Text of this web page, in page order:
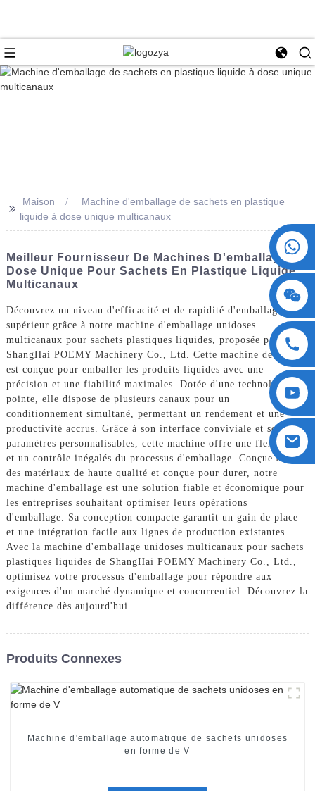
>>
Maison
Machine d'emballage de sachets en plastique
liquide à dose unique multicanaux
Meilleur Fournisseur De Machines D'emballage À
Dose Unique Pour Sachets En Plastique Liquide
Multicanaux
Découvrez un niveau d'efficacité et de rapidité d'emballage
supérieur grâce à notre machine d'emballage unidoses
multicanaux pour sachets plastiques liquides, proposée par
ShangHai POEMY Machinery Co., Ltd. Cette machine de pointe
est conçue pour emballer les produits liquides avec une
précision et une fiabilité maximales. Dotée d'une technologie de
pointe, elle dispose de plusieurs canaux pour un
conditionnement simultané, permettant un rendement et une
productivité accrus. Grâce à son interface conviviale et ses
paramètres personnalisables, cette machine offre une flexibilité
et un contrôle inégalés du processus d'emballage. Conçue avec
des matériaux de haute qualité et conçue pour durer, notre
machine d'emballage est une solution fiable et économique pour
les entreprises souhaitant optimiser leurs opérations
d'emballage. Sa conception compacte garantit un gain de place
et une intégration facile aux lignes de production existantes.
Avec la machine d'emballage unidoses multicanaux pour sachets
plastiques liquides de ShangHai POEMY Machinery Co., Ltd.,
optimisez votre processus d'emballage pour répondre aux
exigences d'un marché dynamique et concurrentiel. Découvrez la
différence dès aujourd'hui.
Produits Connexes
Machine d'emballage automatique de sachets unidoses
en forme de V